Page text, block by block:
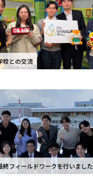
校との交流
終フィールドワークを行いました